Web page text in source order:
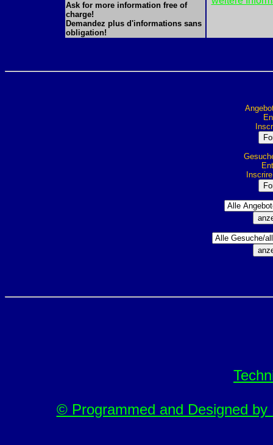
Ask for more information free of
charge!
Demandez plus d'informations sans
obligation!
© Programmed and Designed